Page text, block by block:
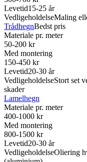
Levetid15-25 år
VedligeholdelseMaling
TrådhegnBedst pris
Materiale pr. meter
50-200 kr
Med montering
150-450 kr
Levetid20-30 år
VedligeholdelseStort set
skader
Lamelhegn
Materiale pr. meter
400-1000 kr
Med montering
800-1500 kr
Levetid20-30 år
VedligeholdelseOliering